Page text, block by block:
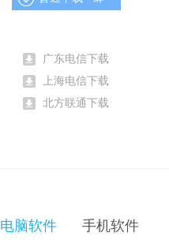
广东电信下载
上海电信下载
北方联通下载
电脑软件 手机软件